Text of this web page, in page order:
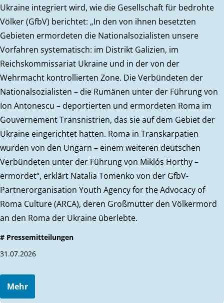
Ukraine integriert wird, wie die Gesellschaft für bedrohte
Völker (GfbV) berichtet: „In den von ihnen besetzten
Gebieten ermordeten die Nationalsozialisten unsere
Vorfahren systematisch: im Distrikt Galizien, im
Reichskommissariat Ukraine und in der von der
Wehrmacht kontrollierten Zone. Die Verbündeten der
Nationalsozialisten – die Rumänen unter der Führung von
Ion Antonescu – deportierten und ermordeten Roma im
Gouvernement Transnistrien, das sie auf dem Gebiet der
Ukraine eingerichtet hatten. Roma in Transkarpatien
wurden von den Ungarn – einem weiteren deutschen
Verbündeten unter der Führung von Miklós Horthy –
ermordet“, erklärt Natalia Tomenko von der GfbV-
Partnerorganisation Youth Agency for the Advocacy of
Roma Culture (ARCA), deren Großmutter den Völkermord
an den Roma der Ukraine überlebte.
# Pressemitteilungen
31.07.2026
Mehr